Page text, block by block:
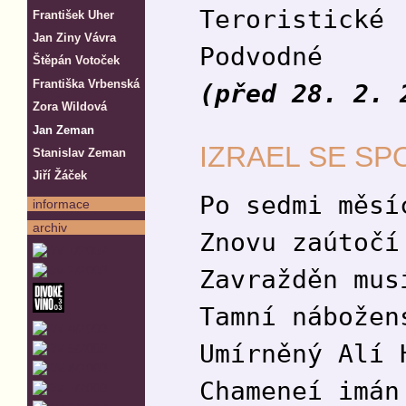
František Uher
Jan Ziny Vávra
Štěpán Votoček
Františka Vrbenská
Zora Wildová
Jan Zeman
Stanislav Zeman
Jiří Žáček
informace
archiv
Teroristické
Podvodné
(před 28. 2.
IZRAEL SE
Po sedmi
Znovu
Zavražděn
Tamní
Umírněný Alí
Chameneí imán